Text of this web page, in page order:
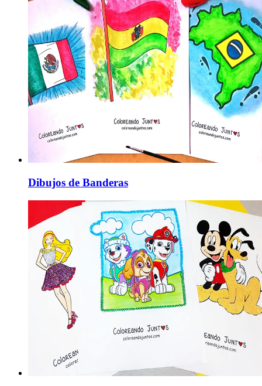
Dibujos de Banderas